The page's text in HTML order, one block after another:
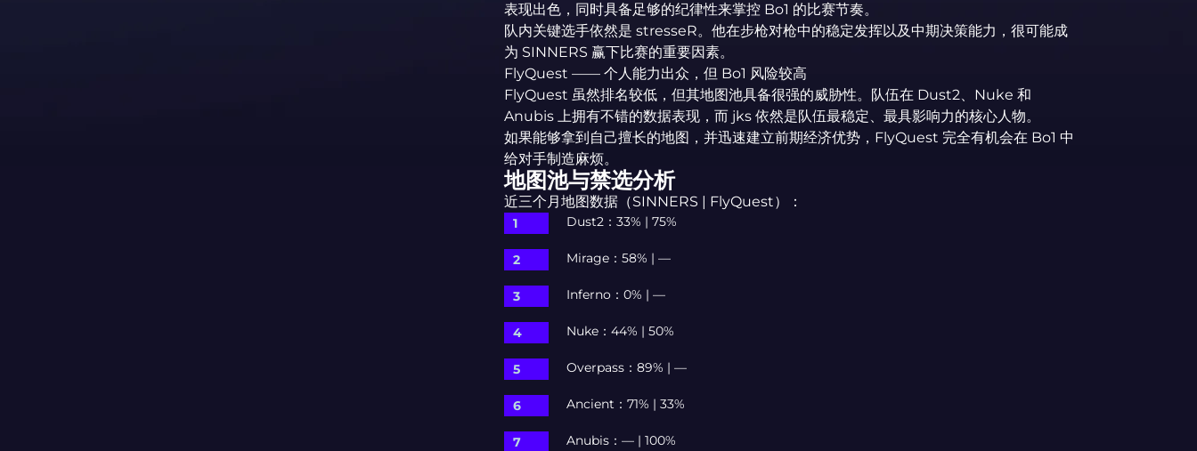
表现出色，同时具备足够的纪律性来掌控 Bo1 的比赛节奏。
队内关键选手依然是 stresseR。他在步枪对枪中的稳定发挥以及中期决策能力，很可能成
为 SINNERS 赢下比赛的重要因素。
FlyQuest —— 个人能力出众，但 Bo1 风险较高
FlyQuest 虽然排名较低，但其地图池具备很强的威胁性。队伍在 Dust2、Nuke 和
Anubis 上拥有不错的数据表现，而 jks 依然是队伍最稳定、最具影响力的核心人物。
如果能够拿到自己擅长的地图，并迅速建立前期经济优势，FlyQuest 完全有机会在 Bo1 中
给对手制造麻烦。
地图池与禁选分析
近三个月地图数据（SINNERS | FlyQuest）：
Dust2：33% | 75%
Mirage：58% | —
Inferno：0% | —
Nuke：44% | 50%
Overpass：89% | —
Ancient：71% | 33%
Anubis：— | 100%